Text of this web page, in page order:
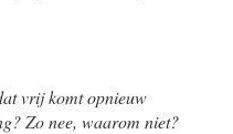
vrij komt opnieuw
Zo nee, waarom niet?